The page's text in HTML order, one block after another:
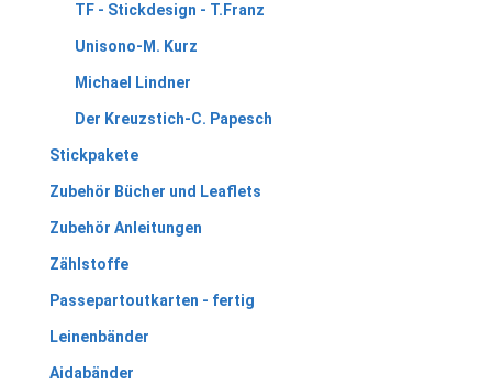
TF - Stickdesign - T.Franz
Unisono-M. Kurz
Michael Lindner
Der Kreuzstich-C. Papesch
Stickpakete
Zubehör Bücher und Leaflets
Zubehör Anleitungen
Zählstoffe
Passepartoutkarten - fertig
Leinenbänder
Aidabänder